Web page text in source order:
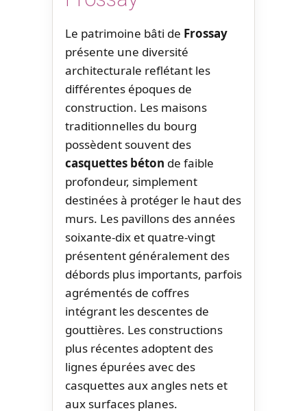
Le patrimoine bâti de Frossay
présente une diversité
architecturale reflétant les
différentes époques de
construction. Les maisons
traditionnelles du bourg
possèdent souvent des
casquettes béton de faible
profondeur, simplement
destinées à protéger le haut des
murs. Les pavillons des années
soixante-dix et quatre-vingt
présentent généralement des
débords plus importants, parfois
agrémentés de coffres
intégrant les descentes de
gouttières. Les constructions
plus récentes adoptent des
lignes épurées avec des
casquettes aux angles nets et
aux surfaces planes.